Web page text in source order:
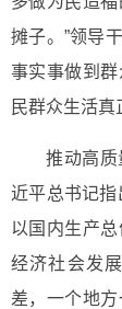
摊子。”领导
事实事做到
民群众生活真
推动高质
近平总书记指
以国内生产
经济社会发
差，一个地